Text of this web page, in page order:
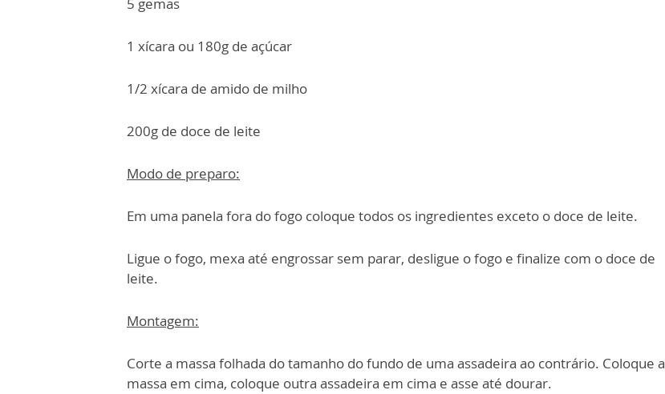
5 gemas
1 xícara ou 180g de açúcar
1/2 xícara de amido de milho
200g de doce de leite
Modo de preparo:
Em uma panela fora do fogo coloque todos os ingredientes exceto o doce de leite.
Ligue o fogo, mexa até engrossar sem parar, desligue o fogo e finalize com o doce de
leite.
Montagem:
Corte a massa folhada do tamanho do fundo de uma assadeira ao contrário. Coloque a
massa em cima, coloque outra assadeira em cima e asse até dourar.